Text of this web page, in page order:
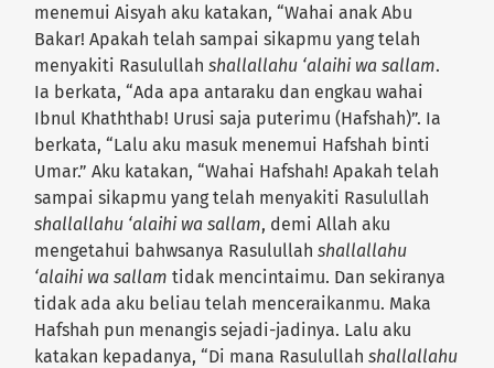
menemui Aisyah aku katakan, “Wahai anak Abu
Bakar! Apakah telah sampai sikapmu yang telah
menyakiti Rasulullahshallallahu ‘alaihi wa sallam.
Ia berkata, “Ada apa antaraku dan engkau wahai
Ibnul Khaththab! Urusi saja puterimu (Hafshah)”. Ia
berkata, “Lalu aku masuk menemui Hafshah binti
Umar.” Aku katakan, “Wahai Hafshah! Apakah telah
sampai sikapmu yang telah menyakiti Rasulullah
shallallahu ‘alaihi wa sallam, demi Allah aku
mengetahui bahwsanya Rasulullahshallallahu
‘alaihi wa sallam tidak mencintaimu. Dan sekiranya
tidak ada aku beliau telah menceraikanmu. Maka
Hafshah pun menangis sejadi-jadinya. Lalu aku
katakan kepadanya, “Di mana Rasulullahshallallahu